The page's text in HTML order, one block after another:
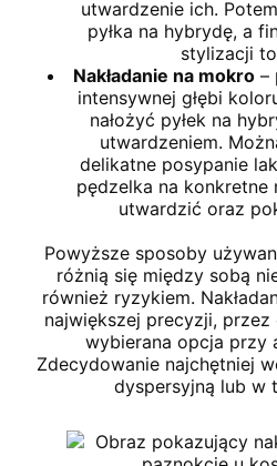
utwardzenie ich.
pyłka na hybrydę, a
stylizacji
Nakładanie na mokro–
intensywnej głębi
nałożyć pyłek na
utwardzeniem.
delikatne posypanie
pędzelka na konkretne
utwardzić oraz
Powyższe sposoby
różnią się między sobą
również ryzykiem.
największej precyzji,
wybierana opcja przy
Zdecydowanie najchętniej
dyspersyjną lub w